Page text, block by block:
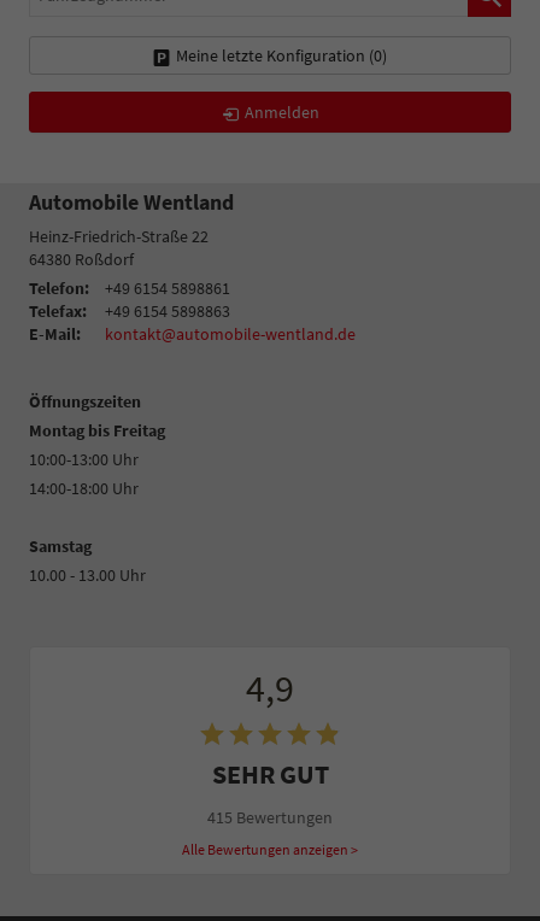
Meine letzte Konfiguration (0)
Anmelden
Automobile Wentland
Heinz-Friedrich-Straße 22
64380 Roßdorf
Telefon:
+49 6154 5898861
Telefax:
+49 6154 5898863
E-Mail:
kontakt@automobile-wentland.de
Öffnungszeiten
Montag bis Freitag
10:00-13:00 Uhr
14:00-18:00 Uhr
Samstag
10.00 - 13.00 Uhr
4,9
SEHR GUT
415 Bewertungen
Alle Bewertungen anzeigen >